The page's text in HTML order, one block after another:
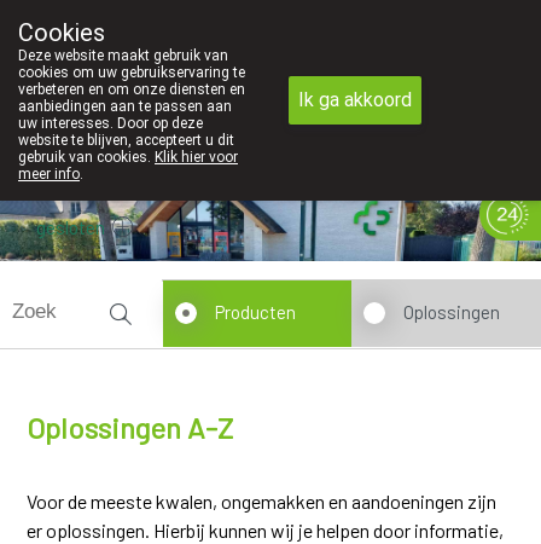
011/34 04 04
gesloten
Oplossingen A-Z
Producten Oplossingen
Voor de meeste kwalen, ongemakken en aandoeningen zijn
er oplossingen. Hierbij kunnen wij je helpen door informatie,
Cookies
Deze website maakt gebruik van
cookies om uw gebruikservaring te
verbeteren en om onze diensten en
aanbiedingen aan te passen aan
uw interesses. Door op deze
website te blijven, accepteert u dit
gebruik van cookies. Klik hier voor
meer info.
Ik ga akkoord